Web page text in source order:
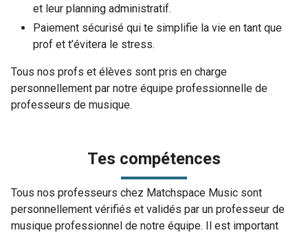
et leur planning administratif.
Paiement sécurisé qui te simplifie la vie en tant que
prof et t’évitera le stress.
Tous nos profs et élèves sont pris en charge
personnellement par notre équipe professionnelle de
professeurs de musique.
Tes compétences
Tous nos professeurs chez Matchspace Music sont
personnellement vérifiés et validés par un professeur de
musique professionnel de notre équipe. Il est important